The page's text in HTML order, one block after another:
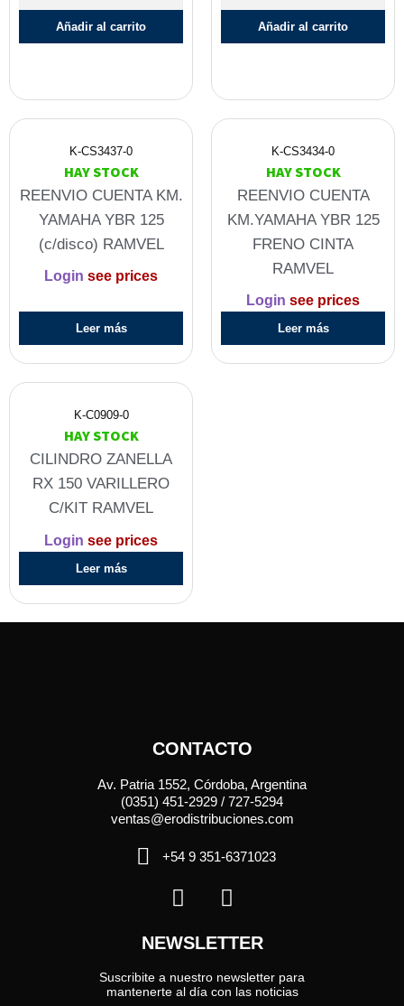
Añadir al carrito Añadir al carrito
K-CS3437-0
HAY STOCK
REENVIO CUENTA KM.
YAMAHA YBR 125
(c/disco) RAMVEL
Login see prices
Leer más
K-CS3434-0
HAY STOCK
REENVIO CUENTA
KM.YAMAHA YBR 125
FRENO CINTA
RAMVEL
Login see prices
Leer más
K-C0909-0
HAY STOCK
CILINDRO ZANELLA
RX 150 VARILLERO
C/KIT RAMVEL
Login see prices
Leer más
CONTACTO
Av. Patria 1552, Córdoba, Argentina
(0351) 451-2929 / 727-5294
ventas@erodistribuciones.com
+54 9 351-6371023
NEWSLETTER
Suscribite a nuestro newsletter para
mantenerte al día con las noticias